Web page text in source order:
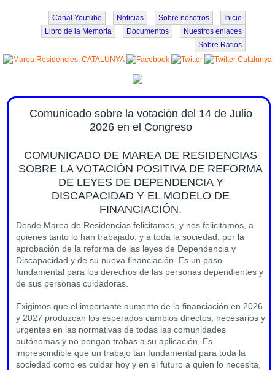
Pasar al contenido principal Inicio
Sobre nosotros
Noticias
Canal Youtube
Nuestros enlaces
Documentos
Libro de la Memoria
Sobre Ratios
Comunicado sobre la votación del 14 de Julio
2026 en el Congreso
COMUNICADO DE MAREA DE RESIDENCIAS
SOBRE LA VOTACIÓN POSITIVA DE REFORMA
DE LEYES DE DEPENDENCIA Y
DISCAPACIDAD Y EL MODELO DE
FINANCIACIÓN.
Desde Marea de Residencias felicitamos, y nos felicitamos, a
quienes tanto lo han trabajado, y a toda la sociedad, por la
aprobación de la reforma de las leyes de Dependencia y
Discapacidad y de su nueva financiación. Es un paso
fundamental para los derechos de las personas dependientes y
de sus personas cuidadoras.
Exigimos que el importante aumento de la financiación en 2026
y 2027 produzcan los esperados cambios directos, necesarios y
urgentes en las normativas de todas las comunidades
autónomas y no pongan trabas a su aplicación. Es
imprescindible que un trabajo tan fundamental para toda la
sociedad como es cuidar hoy y en el futuro a quien lo necesita,